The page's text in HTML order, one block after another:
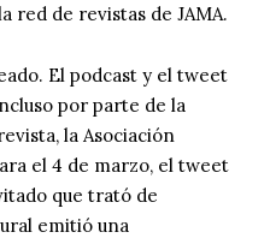
red de revistas de JAMA.
El podcast y el tweet
por parte de la
la Asociación
el 4 de marzo, el tweet
que trató de
emitió una